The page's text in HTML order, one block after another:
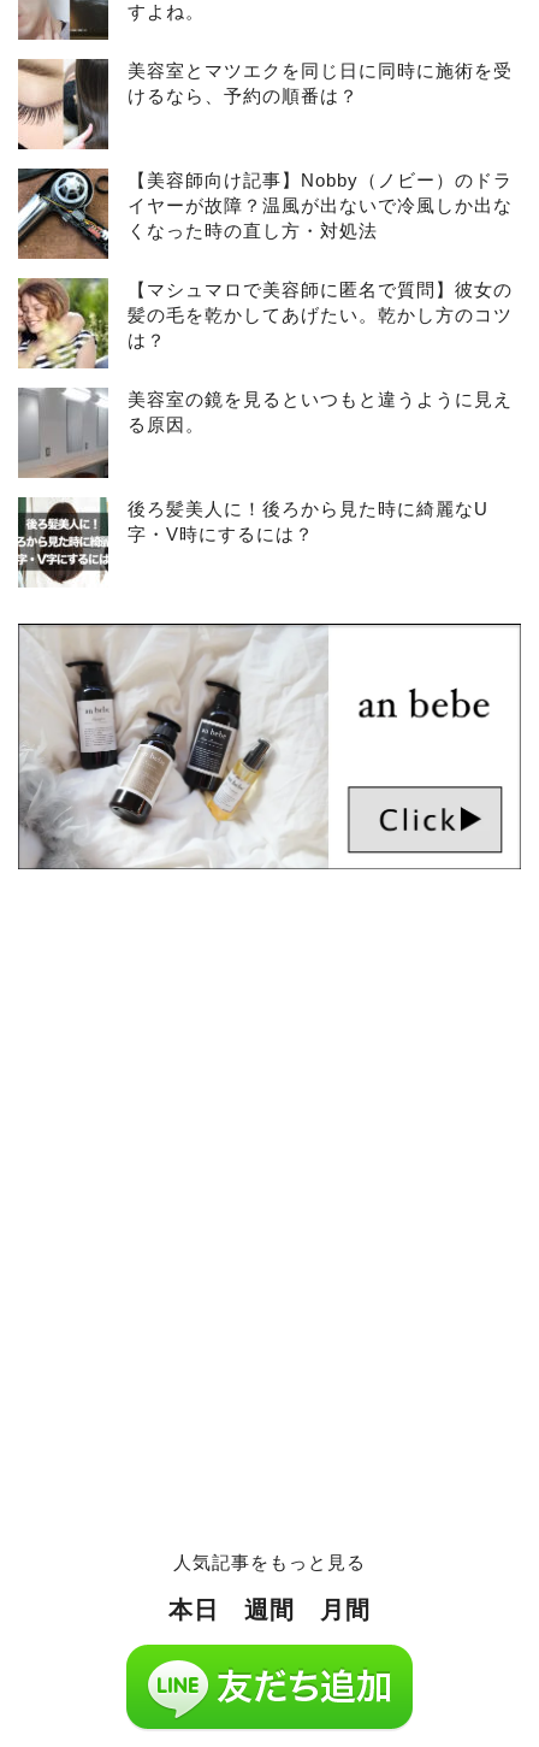
すよね。
美容室とマツエクを同じ日に同時に施術を受
けるなら、予約の順番は？
【美容師向け記事】Nobby（ノビー）のドラ
イヤーが故障？温風が出ないで冷風しか出な
くなった時の直し方・対処法
【マシュマロで美容師に匿名で質問】彼女の
髪の毛を乾かしてあげたい。乾かし方のコツ
は？
美容室の鏡を見るといつもと違うように見え
る原因。
後ろ髪美人に！後ろから見た時に綺麗なU
字・V時にするには？
人気記事をもっと見る
本日 週間 月間